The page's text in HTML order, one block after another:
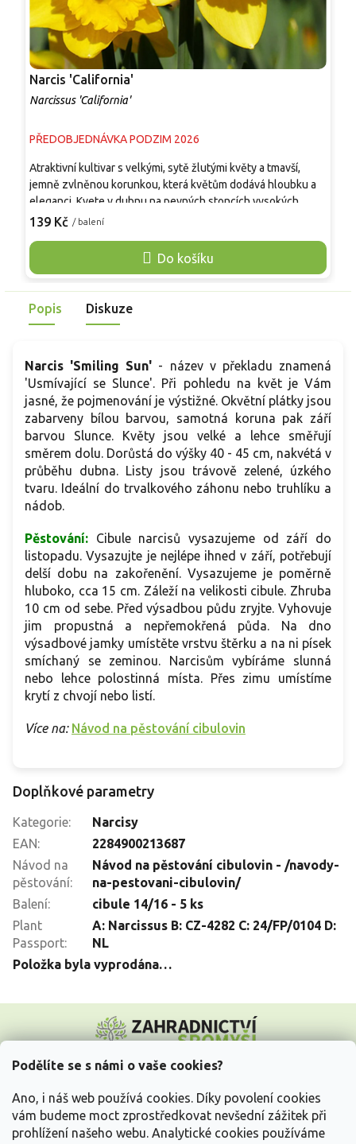
Podělíte se s námi o vaše cookies?
Ano, i náš web používá cookies. Díky povolení cookies
vám budeme moct zprostředkovat nevšední zážitek při
prohlížení našeho webu. Analytické cookies používáme
Narcis 'California'
Narcissus 'California'
PŘEDOBJEDNÁVKA PODZIM 2026
139 Kč / balení
Do košíku
Atraktivní kultivar s velkými, sytě žlutými květy a tmavší,
jemně zvlněnou korunkou, která květům dodává hloubku a
eleganci. Kvete v dubnu na pevných stoncích vysokých
přibližně 40 cm a je vhodný pro výsadbu do záhonů, skalek,
oblíbený také k řezu do jarních vazeb. Kultivar je plně
mrazuvzdorný, nenáročný na pěstování a po zakořenění se
tulipány, modřenci, hyacinty i dalšími jarními cibulovinami a ve
skupinových výsadbách vytváří nepřehlédnutelný jarní
Popis Diskuze
Narcis 'Smiling Sun' -
název v překladu znamená
'Usmívající se Slunce'. Při pohledu na květ je Vám
jasné, že pojmenování je výstižné. Okvětní plátky jsou
zabarveny bílou barvou, samotná koruna pak září
barvou Slunce. Květy jsou velké a lehce směřují
směrem dolu. Dorůstá do výšky 40 - 45 cm, nakvétá v
průběhu dubna. Listy jsou trávově zelené, úzkého
tvaru. Ideální do trvalkového záhonu nebo truhlíku a
nádob.
Pěstování:
Cibule narcisů vysazujeme od září do
listopadu. Vysazujte je nejlépe ihned v září, potřebují
delší dobu na zakořenění. Vysazujeme je poměrně
hluboko, cca 15 cm. Záleží na velikosti cibule. Zhruba
10 cm od sebe. Před výsadbou půdu zryjte. Vyhovuje
jim propustná a nepřemokřená půda. Na dno
výsadbové jamky umístěte vrstvu štěrku a na ni písek
smíchaný se zeminou. Narcisům vybíráme slunná
nebo lehce polostinná místa. Přes zimu umístíme
krytí z chvojí nebo listí.
Více na: Návod na pěstování cibulovin
Doplňkové parametry
Kategorie:
Narcisy
EAN:
2284900213687
Návod na
pěstování:
Návod na pěstování cibulovin - /navody-
na-pestovani-cibulovin/
Balení:
cibule 14/16 - 5 ks
Plant
Passport:
A: Narcissus B: CZ-4282 C: 24/FP/0104 D:
NL
Položka byla vyprodána…
p
Vše o nákupu
Informace pro Vás